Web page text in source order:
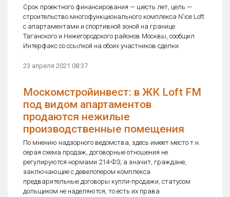
Срок проектного финансирования — шесть лет, цель —
строительство многофункционального комплекса N'ice Loft
с апартаментами и спортивной зоной на границе
Таганского и Нижегородского районов Москвы, сообщил
Интерфакс со ссылкой на обоих участников сделки.
23 апреля 2021 08:37
Москомстройинвест: в ЖК Loft FM
под видом апартаментов
продаются нежилые
производственные помещения
По мнению надзорного ведомства, здесь имеет место т.н.
серая схема продаж, договорные отношения не
регулируются нормами 214-ФЗ, а значит, граждане,
заключающие с девелопером комплекса
предварительные договоры купли-продажи, статусом
дольщиком не наделяются, то есть их права